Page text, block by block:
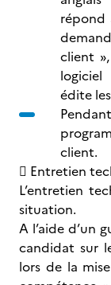
répond
client
édite
client.
 Entretien
L’entretien
situation.
A l’aide d’un
candidat sur
lors de la